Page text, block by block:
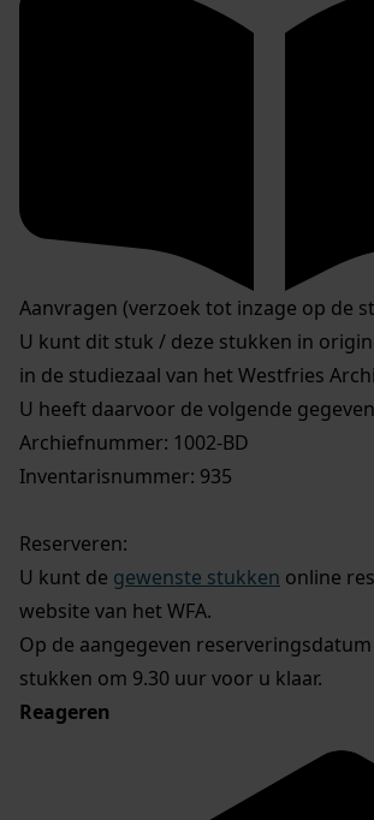
Aanvragen (verzoek tot inzage op de
U kunt dit stuk / deze stukken in
in de studiezaal van het Westfries
U heeft daarvoor de volgende
Archiefnummer: 1002-BD
Inventarisnummer: 935
Reserveren:
U kunt de gewenste stukken online
website van het WFA.
Op de aangegeven
stukken om 9.30 uur voor u klaar.
Reageren